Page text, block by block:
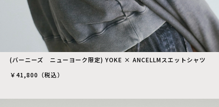
(バーニーズ ニューヨーク限定) YOKE × ANCELLMスエットシャツ
￥41,800（税込）